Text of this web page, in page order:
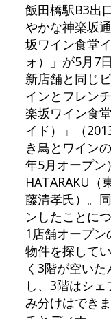
飯田橋駅B3出
やかな神楽坂
坂ワイン食堂
ォ）」が5月7
新店舗と同じ
インとフレン
楽坂ワイン食
イド）」（
き鳥とワイン
年5月オープン
HATARAKU（
藤清孝氏）。
ンしたことに
1店舗オープン
物件を探して
く3階が空い
し、3階はシ
み分けはでき